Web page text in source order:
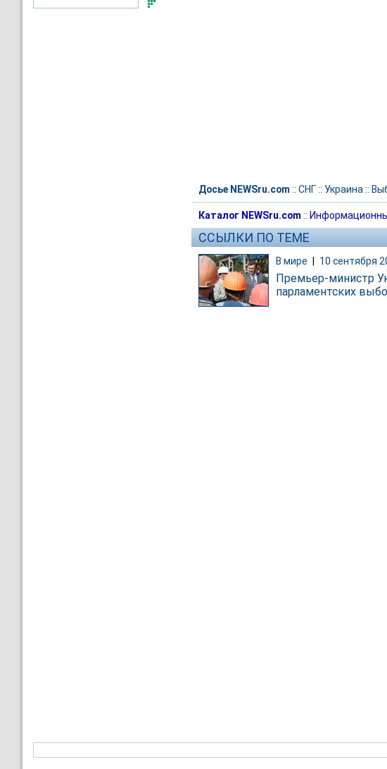
Досье NEWSru.com :: СНГ:: Украина ::
Каталог NEWSru.com ::
ССЫЛКИ ПО ТЕМЕ
В мире 10 сентября
Премьер-министр
парламентских